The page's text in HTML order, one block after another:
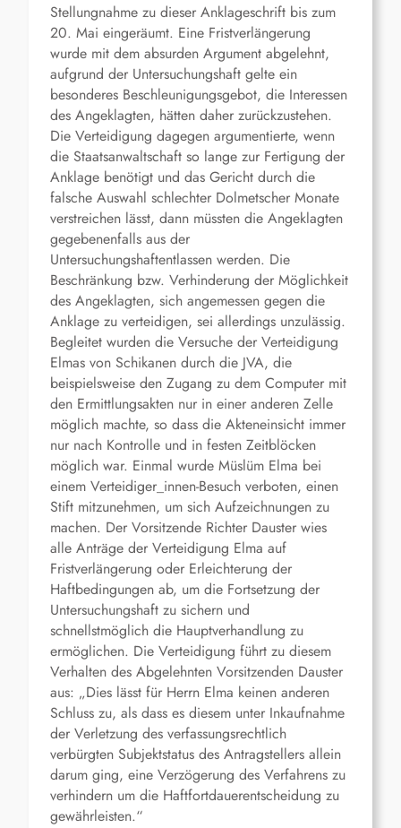
Stellungnahme zu dieser Anklageschrift bis zum
20. Mai eingeräumt. Eine Fristverlängerung
wurde mit dem absurden Argument abgelehnt,
aufgrund der Untersuchungshaft gelte ein
besonderes Beschleunigungsgebot, die Interessen
des Angeklagten, hätten daher zurückzustehen.
Die Verteidigung dagegen argumentierte, wenn
die Staatsanwaltschaft so lange zur Fertigung der
Anklage benötigt und das Gericht durch die
falsche Auswahl schlechter Dolmetscher Monate
verstreichen lässt, dann müssten die Angeklagten
gegebenenfalls aus der
Untersuchungshaftentlassen werden. Die
Beschränkung bzw. Verhinderung der Möglichkeit
des Angeklagten, sich angemessen gegen die
Anklage zu verteidigen, sei allerdings unzulässig.
Begleitet wurden die Versuche der Verteidigung
Elmas von Schikanen durch die JVA, die
beispielsweise den Zugang zu dem Computer mit
den Ermittlungsakten nur in einer anderen Zelle
möglich machte, so dass die Akteneinsicht immer
nur nach Kontrolle und in festen Zeitblöcken
möglich war. Einmal wurde Müslüm Elma bei
einem Verteidiger_innen-Besuch verboten, einen
Stift mitzunehmen, um sich Aufzeichnungen zu
machen. Der Vorsitzende Richter Dauster wies
alle Anträge der Verteidigung Elma auf
Fristverlängerung oder Erleichterung der
Haftbedingungen ab, um die Fortsetzung der
Untersuchungshaft zu sichern und
schnellstmöglich die Hauptverhandlung zu
ermöglichen. Die Verteidigung führt zu diesem
Verhalten des Abgelehnten Vorsitzenden Dauster
aus: „Dies lässt für Herrn Elma keinen anderen
Schluss zu, als dass es diesem unter Inkaufnahme
der Verletzung des verfassungsrechtlich
verbürgten Subjektstatus des Antragstellers allein
darum ging, eine Verzögerung des Verfahrens zu
verhindern um die Haftfortdauerentscheidung zu
gewährleisten.“